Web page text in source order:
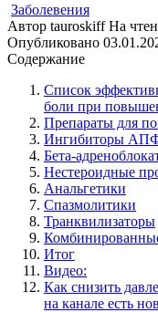
Заболевения
Автор tauroskiff На
Опубликовано
Содержание
Список
боли при
Препараты для
Ингибиторы
Бета-
Нестероидные
Анальгетики
Спазмолитики
Транквилизаторы
Итог
Видео:
Как снизить
на канале есть